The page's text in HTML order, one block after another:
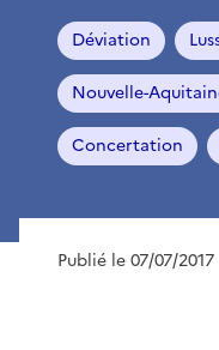
Déviation
Nouvelle-
Concertation
Publié le 07/07/2017